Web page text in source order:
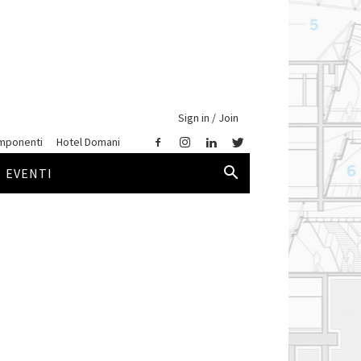
Sign in / Join
Hotel Domani
EVENTI